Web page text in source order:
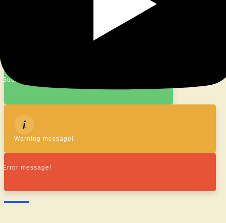
Success message!
Warning message!
Error message!